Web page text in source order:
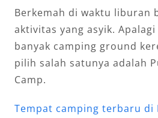
Berkemah di waktu liburan
aktivitas yang asyik.
banyak camping ground
pilih salah satunya adalah
Camp.
Tempat camping terbaru di